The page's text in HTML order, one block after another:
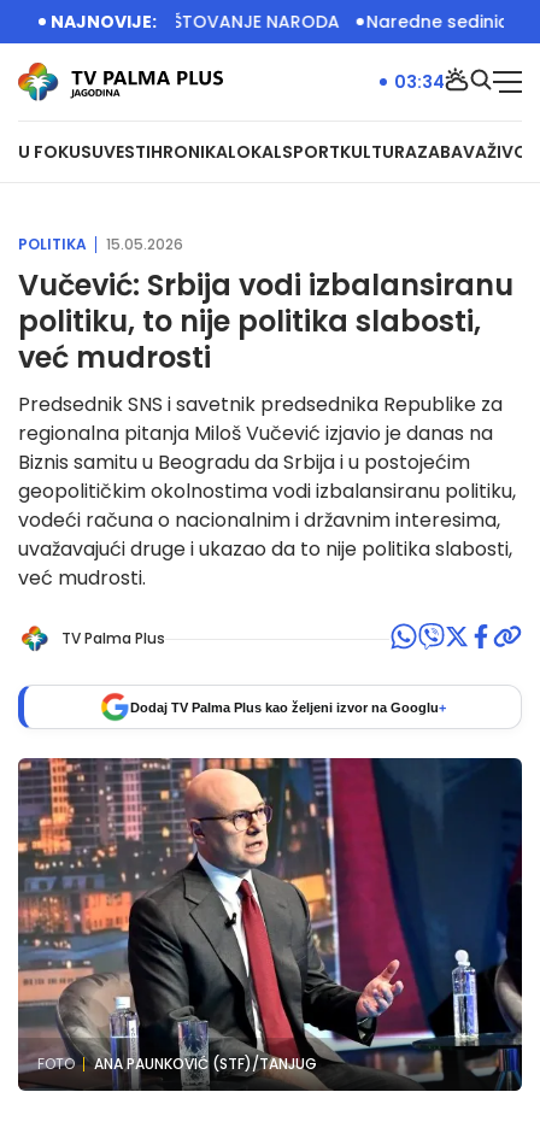
NAJNOVIJE:
VELIKO POŠTOVANJE NARODA Naredne sedinice dizel
U FOKUSUVESTIHRONIKALOKALSPORTKULTURAZABAVAŽIVOT
03:34
POLITIKA 15.05.2026
Vučević: Srbija vodi izbalansiranu
politiku, to nije politika slabosti,
već mudrosti
Predsednik SNS i savetnik predsednika Republike za
regionalna pitanja Miloš Vučević izjavio je danas na
Biznis samitu u Beogradu da Srbija i u postojećim
geopolitičkim okolnostima vodi izbalansiranu politiku,
vodeći računa o nacionalnim i državnim interesima,
uvažavajući druge i ukazao da to nije politika slabosti,
već mudrosti.
TV Palma Plus
Dodaj TV Palma Plus kao željeni izvor na Googlu+
FOTO ANA PAUNKOVIĆ (STF)/TANJUG